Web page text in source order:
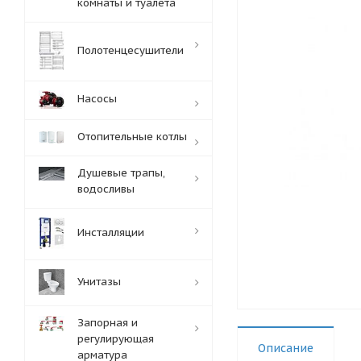
Описание
комнаты и туалета
Полотенцесушители
Насосы
Отопительные котлы
Душевые трапы,
водосливы
Инсталляции
Унитазы
Запорная и
регулирующая
арматура